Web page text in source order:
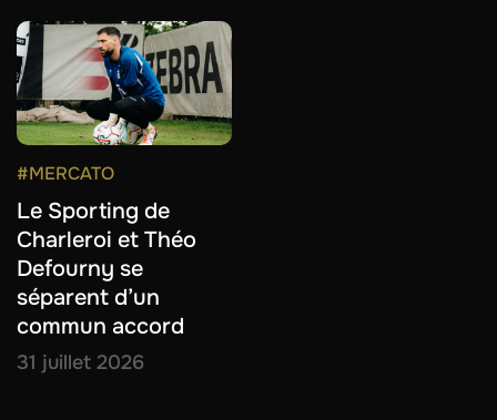
#MERCATO
Le Sporting de
Charleroi et Théo
Defourny se
séparent d’un
commun accord
31 juillet 2026